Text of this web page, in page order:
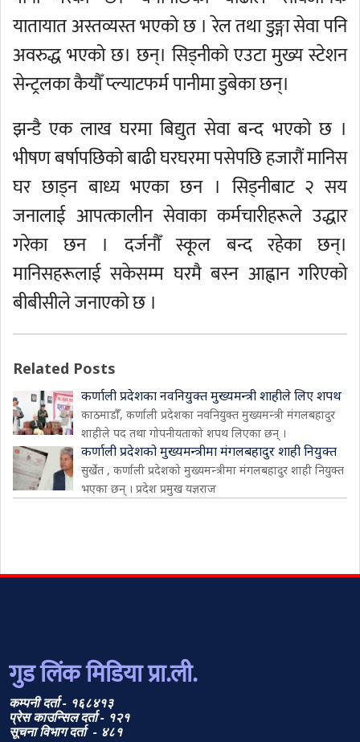
यातायात अस्तव्यस्त भएको छ । रेल तथा डुङ्गा सेवा पनि
अवरुद्ध भएको छ। छन्। सिड्नीको एउटा मुख्य स्टेशन
सेन्ट्रलका कैयौँ प्ल्याटफर्म पानीमा डुबेका छन्।
झन्डै एक लाख घरमा बिद्युत सेवा बन्द भएको छ ।
भीषण बर्षापछिको बाढी घरघरमा पसेपछि हजारौं मानिस
घर छाड्न बाध्य भएका छन । सिड्नीबाट २ सय
जनालाई आपत्कालीन सेवाका कर्मचारीहरूले उद्धार
गरेका छन । दर्जनौँ स्कूल बन्द रहेका छन्।
मानिसहरूलाई सकेसम्म घरमै बस्न आह्वान गरिएको
बीबीसीले जनाएको छ ।
Related Posts
कर्णाली प्रदेशका नवनियुक्त मुख्यमन्त्री शाहीले लिए शपथ
काठमाडौँ, कर्णाली प्रदेशका नवनियुक्त मुख्यमन्त्री मंगलबहादुर
शाहीले पद तथा गोपनीयताको शपथ लिएका छन् ।
कर्णाली प्रदेशको मुख्यमन्त्रीमा मंगलबहादुर शाही नियुक्त
सुर्खेत , कर्णाली प्रदेशको मुख्यमन्त्रीमा मंगलबहादुर शाही नियुक्त
भएका छन् । प्रदेश प्रमुख यज्ञराज
गुड लिंक मिडिया प्रा.ली.
कम्पनी दर्ता - १६८४१३
प्रेस काउन्सिल दर्ता - १२१
सूचना विभाग दर्ता - ४८१